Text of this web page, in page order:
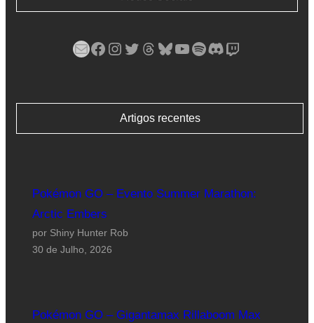
Mail Facebook Instagram Twitter Threads Bluesky YouTube Spotify Discord Twitch
Artigos recentes
Pokémon GO – Evento Summer Marathon:
Arctic Embers
por Shiny Hunter Rob
30 de Julho, 2026
Pokémon GO – Gigantamax Rillaboom Max